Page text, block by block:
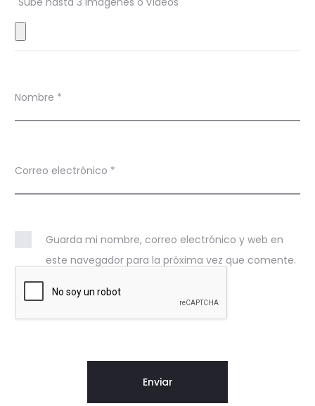
e
s
Nombre *
Correo electrónico *
Guarda mi nombre, correo electrónico y web en
este navegador para la próxima vez que comente.